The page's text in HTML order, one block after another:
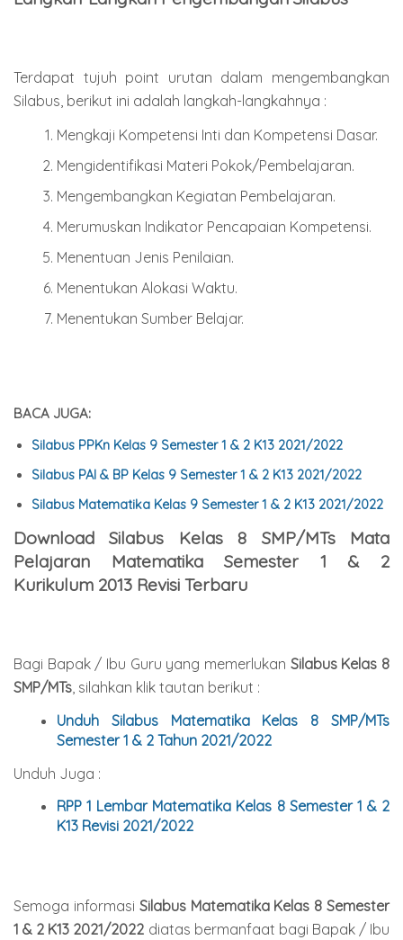
Terdapat tujuh point urutan dalam mengembangkan
Silabus, berikut ini adalah langkah-langkahnya :
Mengkaji Kompetensi Inti dan Kompetensi Dasar.
Mengidentifikasi Materi Pokok/Pembelajaran.
Mengembangkan Kegiatan Pembelajaran.
Merumuskan Indikator Pencapaian Kompetensi.
Menentuan Jenis Penilaian.
Menentukan Alokasi Waktu.
Menentukan Sumber Belajar.
BACA JUGA:
Silabus PPKn Kelas 9 Semester 1 & 2 K13 2021/2022
Silabus PAI & BP Kelas 9 Semester 1 & 2 K13 2021/2022
Silabus Matematika Kelas 9 Semester 1 & 2 K13 2021/2022
Download Silabus Kelas 8 SMP/MTs Mata
Pelajaran Matematika Semester 1 & 2
Kurikulum 2013 Revisi Terbaru
Bagi Bapak / Ibu Guru yang memerlukan Silabus Kelas 8
SMP/MTs , silahkan klik tautan berikut :
Unduh Silabus MatematikaKelas 8 SMP/MTs
Semester 1 & 2 Tahun 2021/2022
Unduh Juga :
RPP 1 Lembar Matematika Kelas 8 Semester 1 & 2
K13 Revisi 2021/2022
Semoga informasi Silabus MatematikaKelas 8 Semester
1 & 2 K13 2021/2022 diatas bermanfaat bagi Bapak / Ibu